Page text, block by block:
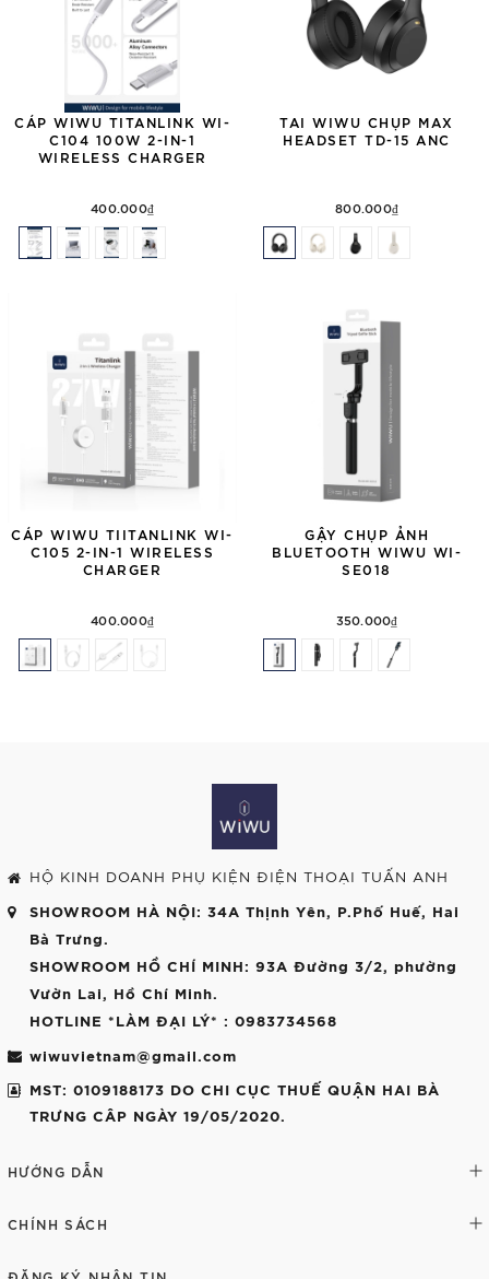
CÁP WIWU TITANLINK WI-
C104 100W 2-IN-1
WIRELESS CHARGER
400.000₫
TAI WIWU CHỤP MAX
HEADSET TD-15 ANC
800.000₫
CÁP WIWU TIITANLINK WI-
C105 2-IN-1 WIRELESS
CHARGER
400.000₫
GẬY CHỤP ẢNH
BLUETOOTH WIWU WI-
SE018
350.000₫
HỘ KINH DOANH PHỤ KIỆN ĐIỆN THOẠI TUẤN ANH
SHOWROOM HÀ NỘI: 34A Thịnh Yên, P.Phố Huế, Hai
Bà Trưng.
SHOWROOM HỒ CHÍ MINH: 93A Đường 3/2, phường
Vườn Lai, Hồ Chí Minh.
HOTLINE *LÀM ĐẠI LÝ* : 0983734568
wiwuvietnam@gmail.com
MST: 0109188173 DO CHI CỤC THUẾ QUẬN HAI BÀ
TRƯNG CÂP NGÀY 19/05/2020.
HƯỚNG DẪN
CHÍNH SÁCH
ĐĂNG KÝ NHẬN TIN